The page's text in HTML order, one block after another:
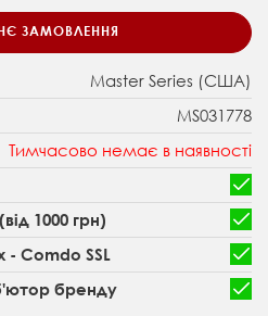
ЗАМОВЛЕННЯ
Master Series (США)
MS031778
Тимчасово немає в наявності
1000 грн)
Comdo SSL
бренду